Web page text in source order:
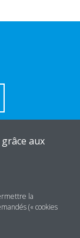
aux
la
(« cookies